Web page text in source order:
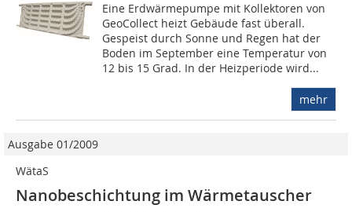
Eine Erdwärmepumpe mit Kollektoren von
GeoCollect heizt Gebäude fast überall.
Gespeist durch Sonne und Regen hat der
Boden im September eine Temperatur von
12 bis 15 Grad. In der Heizperiode wird...
mehr
Ausgabe 01/2009
WätaS
Nanobeschichtung im Wärmetauscher